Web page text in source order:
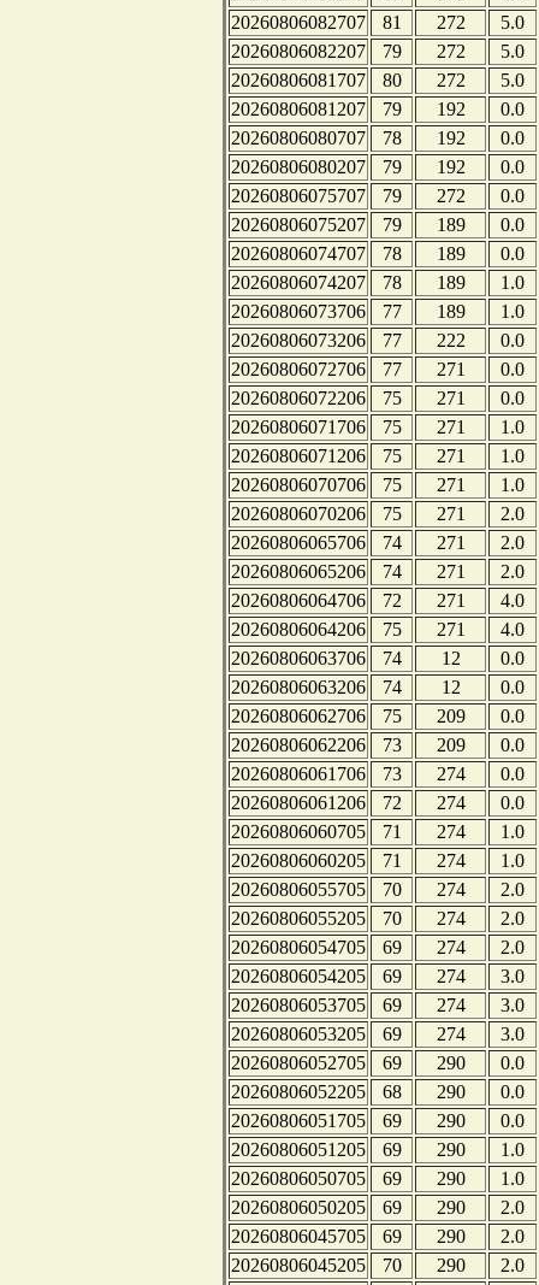
20260806082707
81 272
5.0
20260806082207
79 272
5.0
20260806081707
80 272
5.0
20260806081207
79 192
0.0
20260806080707
78 192
0.0
20260806080207
79 192
0.0
20260806075707
79 272
0.0
20260806075207
79 189
0.0
20260806074707
78 189
0.0
20260806074207
78 189
1.0
20260806073706
77 189
1.0
20260806073206
77 222
0.0
20260806072706
77 271
0.0
20260806072206
75 271
0.0
20260806071706
75 271
1.0
20260806071206
75 271
1.0
20260806070706
75 271
1.0
20260806070206
75 271
2.0
20260806065706
74 271
2.0
20260806065206
74 271
2.0
20260806064706
72 271
4.0
20260806064206
75 271
4.0
20260806063706
74 12
0.0
20260806063206
74 12
0.0
20260806062706
75 209
0.0
20260806062206
73 209
0.0
20260806061706
73 274
0.0
20260806061206
72 274
0.0
20260806060705
71 274
1.0
20260806060205
71 274
1.0
20260806055705
70 274
2.0
20260806055205
70 274
2.0
20260806054705
69 274
2.0
20260806054205
69 274
3.0
20260806053705
69 274
3.0
20260806053205
69 274
3.0
20260806052705
69 290
0.0
20260806052205
68 290
0.0
20260806051705
69 290
0.0
20260806051205
69 290
1.0
20260806050705
69 290
1.0
20260806050205
69 290
2.0
20260806045705
69 290
2.0
20260806045205
70 290
2.0